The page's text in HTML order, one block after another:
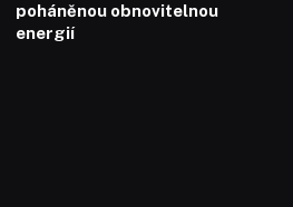
poháněnou obnovitelnou
energií